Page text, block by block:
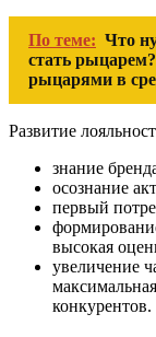
По теме: Что
стать
рыцарями в
Развитие
знание
осознание
первый
высокая
увеличение
конкурентов.